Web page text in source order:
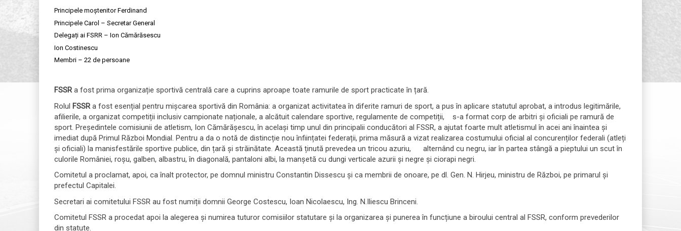
Principele moștenitor Ferdinand
Principele Carol – Secretar General
Delegați ai FSRR – Ion Cămărăsescu
Ion Costinescu
Membri – 22 de persoane
FSSRa fost prima organizație sportivă centrală care a cuprins aproape toate ramurile de sport practicate în țară.
Rolul FSSR a fost esențial pentru mișcarea sportivă din România: a organizat activitatea în diferite ramuri de sport, a pus în aplicare statutul aprobat, a introdus legitimările,
afilierile, a organizat competiții inclusiv campionate naționale, a alcătuit calendare sportive, regulamente de competiții, s-a format corp de arbitri și oficiali pe ramură de
sport. Președintele comisiunii de atletism, Ion Cămărășescu, în același timp unul din principalii conducători al FSSR, a ajutat foarte mult atletismul în acei ani înaintea și
imediat după Primul Război Mondial. Pentru a da o notă de distincție nou înființatei federații, prima măsură a vizat realizarea costumului oficial al concurenților federali (atleți
și oficiali) la manisfestările sportive publice, din țară și străinătate. Această ținută prevedea un tricou azuriu, alternând cu negru, iar în partea stângă a pieptului un scut în
culorile României, roșu, galben, albastru, în diagonală, pantaloni albi, la manșetă cu dungi verticale azurii și negre și ciorapi negri.
Comitetul a proclamat, apoi, ca înalt protector, pe domnul ministru Constantin Dissescu și ca membrii de onoare, pe dl. Gen. N. Hirjeu, ministru de Război, pe primarul și
prefectul Capitalei.
Secretari ai comitetului FSSR au fost numiții domnii George Costescu, Ioan Nicolaescu, Ing. N.Iliescu Brinceni.
Comitetul FSSR a procedat apoi la alegerea și numirea tuturor comisiilor statutare și la organizarea și punerea în funcțiune a biroului central al FSSR, conform prevederilor
din statute.